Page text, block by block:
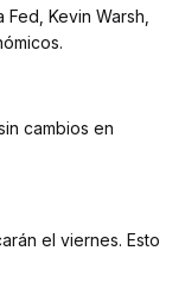
Kevin Warsh,
cambios en
el viernes. Esto